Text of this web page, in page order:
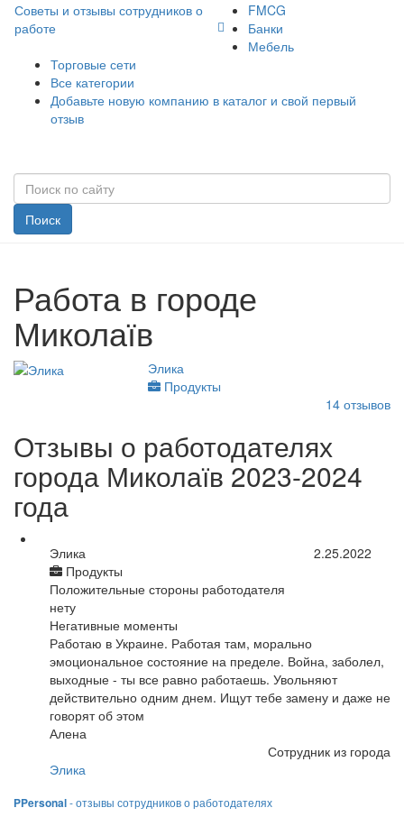
Советы и отзывы сотрудников о
работе
FMCG
Банки
Мебель
Торговые сети
Все категории
Добавьте новую компанию в каталог и свой первый
отзыв
Поиск
Работа в городе
Миколаїв
Элика
Продукты
14 отзывов
Отзывы о работодателях
города Миколаїв 2023-2024
года
Элика
Продукты
2.25.2022
Положительные стороны работодателя
нету
Негативные моменты
Работаю в Украине. Работая там, морально
эмоциональное состояние на пределе. Война, заболел,
выходные - ты все равно работаешь. Увольняют
действительно одним днем. Ищут тебе замену и даже не
говорят об этом
Алена
Сотрудник из города
Элика
PPersonal- отзывы сотрудников о работодателях